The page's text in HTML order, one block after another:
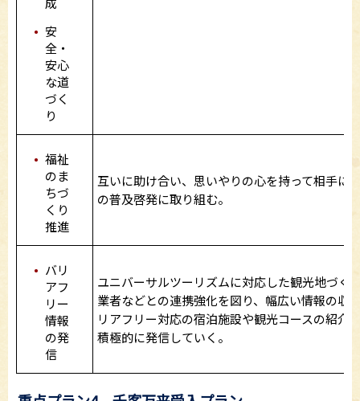
安
全・
安心
な道
づく
り
福祉
のま
ちづ
くり
推進
互いに助け合い、思いやりの心を持って相手に
の普及啓発に取り組む。
バリ
アフ
リー
情報
の発
信
ユニバーサルツーリズムに対応した観光地づく
業者などとの連携強化を図り、幅広い情報の収
リアフリー対応の宿泊施設や観光コースの紹介
積極的に発信していく。